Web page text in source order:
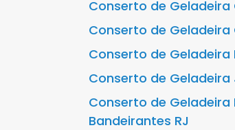
Conserto de Geladeira
Conserto de Geladeira
Conserto de Geladeira
Conserto de Geladeira
Conserto de Geladeira
Bandeirantes RJ